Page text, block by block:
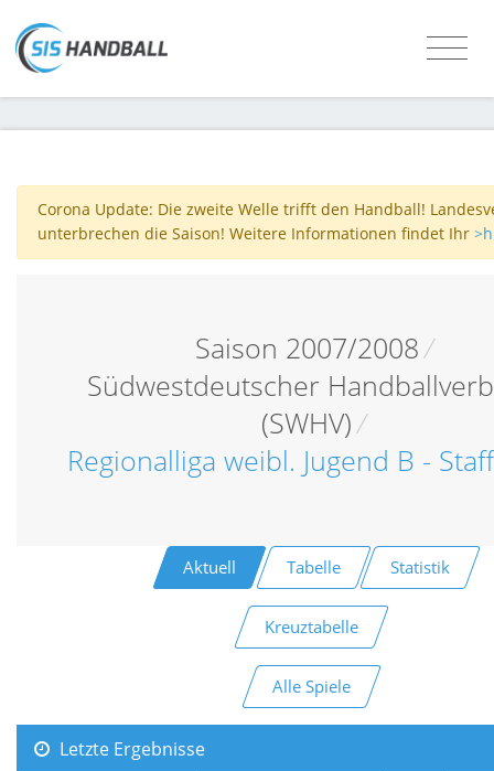
Corona Update: Die zweite Welle trifft den Handball!
unterbrechen die Saison! Weitere Informationen findet Ihr
Saison 2007/2008/
Südwestdeutscher
(SWHV)/
Regionalliga weibl. Jugend B -
Aktuell Tabelle Statistik
Kreuztabelle
Alle Spiele
Letzte Ergebnisse